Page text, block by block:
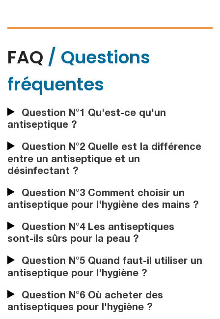
FAQ / Questions
fréquentes
Question N°1 Qu'est-ce qu'un
antiseptique ?
Question N°2 Quelle est la différence
entre un antiseptique et un
désinfectant ?
Question N°3 Comment choisir un
antiseptique pour l'hygiène des mains ?
Question N°4 Les antiseptiques
sont-ils sûrs pour la peau ?
Question N°5 Quand faut-il utiliser un
antiseptique pour l'hygiène ?
Question N°6 Où acheter des
antiseptiques pour l'hygiène ?